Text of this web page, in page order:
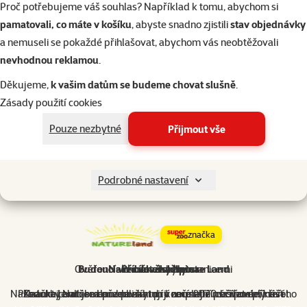
Proč potřebujeme váš souhlas? Například k tomu, abychom si
pamatovali, co máte v košíku, abyste snadno zjistilistav objednávky
a nemuseli se pokaždé přihlašovat, abychom vás neobtěžovali
nevhodnou reklamou.
Děkujeme,k vašim datům se budeme chovat slušně.
Zásady použití cookies
Pouze nezbytné
Přijmout vše
Podrobné nastavení
značka
Příběh značky
Nature Land jsme uvedli na trh v roce 2020 s cílem přinést
Ověřeno s chovatelskými stanicemi
Produkty Nature Land poskytují kompletní péči po celý život
Naše cílová skupina
Značka je určena především pro začínající chovatele, kteří
Budoucí vize značky Nature Land
Naše ambice do budoucna zahrnují neustálé rozšiřování našeho